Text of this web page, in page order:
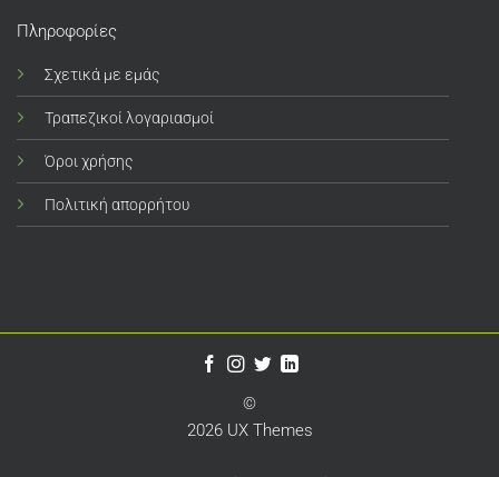
Πληροφορίες
Σχετικά με εμάς
Τραπεζικοί λογαριασμοί
Όροι χρήσης
Πολιτική απορρήτου
©
2026 UX Themes